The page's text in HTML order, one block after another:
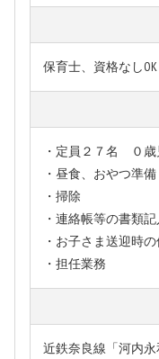
保育士、資格なしOK
・定員２７名 ０歳
・昼食、おやつ準備
・掃除
・連絡帳等の書類記
・お子さま送迎時
・担任業務
近鉄奈良線「河内